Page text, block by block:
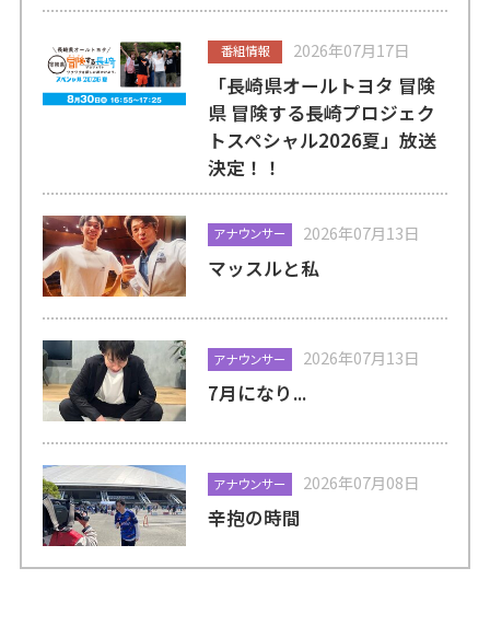
番組情報 2026年07月17日
「長崎県オールトヨタ 冒険
県 冒険する長崎プロジェク
トスペシャル2026夏」放送
決定！！
アナウンサー 2026年07月13日
マッスルと私
アナウンサー 2026年07月13日
7月になり...
アナウンサー 2026年07月08日
辛抱の時間